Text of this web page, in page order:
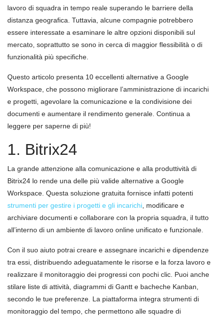
lavoro di squadra in tempo reale superando le barriere della
distanza geografica. Tuttavia, alcune compagnie potrebbero
essere interessate a esaminare le altre opzioni disponibili sul
mercato, soprattutto se sono in cerca di maggior flessibilità o di
funzionalità più specifiche.
Questo articolo presenta 10 eccellenti alternative a Google
Workspace, che possono migliorare l’amministrazione di incarichi
e progetti, agevolare la comunicazione e la condivisione dei
documenti e aumentare il rendimento generale. Continua a
leggere per saperne di più!
1. Bitrix24
La grande attenzione alla comunicazione e alla produttività di
Bitrix24 lo rende una delle più valide alternative a Google
Workspace. Questa soluzione gratuita fornisce infatti potenti
strumenti per gestire i progetti e gli incarichi , modificare e
archiviare documenti e collaborare con la propria squadra, il tutto
all’interno di un ambiente di lavoro online unificato e funzionale.
Con il suo aiuto potrai creare e assegnare incarichi e dipendenze
tra essi, distribuendo adeguatamente le risorse e la forza lavoro e
realizzare il monitoraggio dei progressi con pochi clic. Puoi anche
stilare liste di attività, diagrammi di Gantt e bacheche Kanban,
secondo le tue preferenze. La piattaforma integra strumenti di
monitoraggio del tempo, che permettono alle squadre di